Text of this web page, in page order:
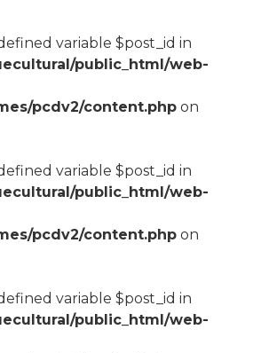
variable $post_id in
public_html/web-
pcdv2/content.phpon
variable $post_id in
public_html/web-
pcdv2/content.phpon
variable $post_id in
public_html/web-